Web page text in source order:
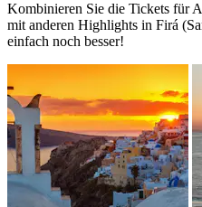
Kombinieren Sie die Tickets für
mit anderen Highlights in Firá
einfach noch besser!